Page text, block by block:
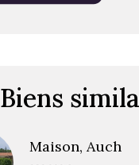
Biens
Maison, Auch